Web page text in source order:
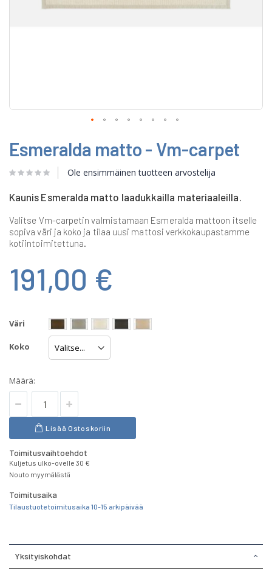
to
the
beginning
of
images
Esmeralda matto - Vm-carpet
Ole ensimmäinen tuotteen arvostelija
Kaunis Esmeralda matto laadukkailla materiaaleilla.
Valitse Vm-carpetin valmistamaan Esmeralda mattoon itselle
sopiva väri ja koko ja tilaa uusi mattosi verkkokaupastamme
kotiintoimitettuna.
191,00 €
Väri
Koko
Määrä:
Lisää Ostoskoriin
Toimitusvaihtoehdot
Kuljetus ulko-ovelle 30 €
Nouto myymälästä
Toimitusaika
Tilaustuote toimitusaika 10-15 arkipäivää
Yksityiskohdat